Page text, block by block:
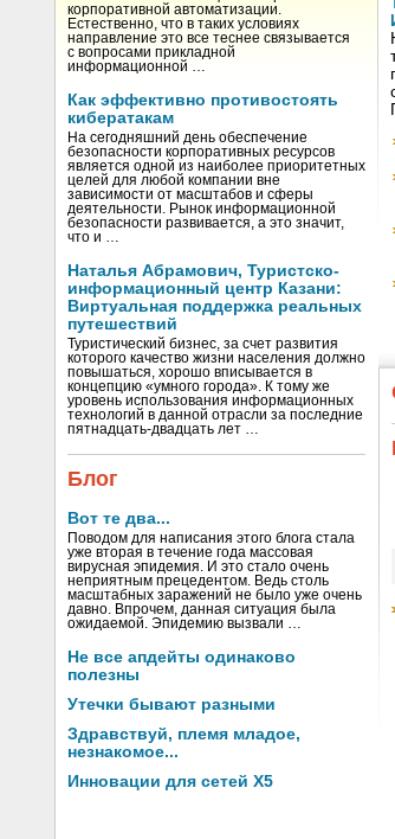
корпоративной автоматизации.
Естественно, что в таких условиях
направление это все теснее связывается
с вопросами прикладной
информационной …
Как эффективно противостоять
кибератакам
На сегодняшний день обеспечение
безопасности корпоративных ресурсов
является одной из наиболее приоритетных
целей для любой компании вне
зависимости от масштабов и сферы
деятельности. Рынок информационной
безопасности развивается, а это значит,
что и …
Наталья Абрамович, Туристско-
информационный центр Казани:
Виртуальная поддержка реальных
путешествий
Туристический бизнес, за счет развития
которого качество жизни населения должно
повышаться, хорошо вписывается в
концепцию «умного города». К тому же
уровень использования информационных
технологий в данной отрасли за последние
пятнадцать-двадцать лет …
Блог
Вот те два...
Поводом для написания этого блога стала
уже вторая в течение года массовая
вирусная эпидемия. И это стало очень
неприятным прецедентом. Ведь столь
масштабных заражений не было уже очень
давно. Впрочем, данная ситуация была
ожидаемой. Эпидемию вызвали …
Не все апдейты одинаково
полезны
Утечки бывают разными
Здравствуй, племя младое,
незнакомое...
Инновации для сетей X5